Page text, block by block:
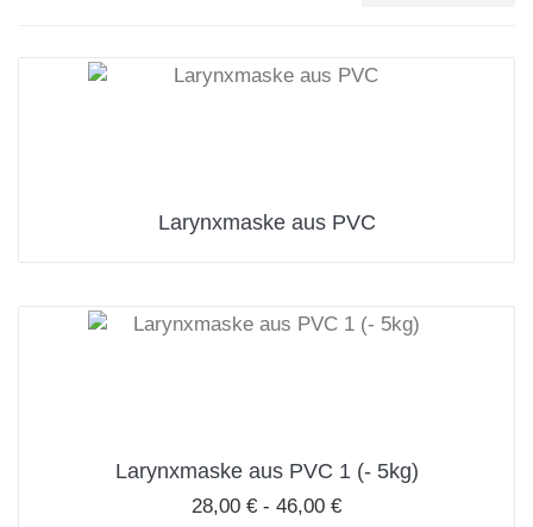
Larynxmaske aus PVC
Larynxmaske aus PVC 1 (- 5kg)
28,00 € - 46,00 €